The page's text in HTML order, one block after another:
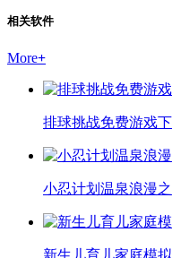
相关软件
More+
排球挑战免费游戏
小忍计划温泉浪漫
新生儿育儿家庭模